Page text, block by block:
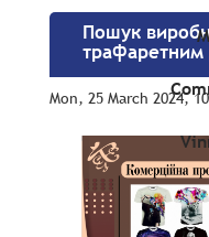
Пошук
Mon, 25 March 2024,